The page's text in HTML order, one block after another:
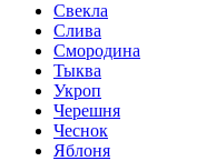
Свекла
Слива
Смородина
Тыква
Укроп
Черешня
Чеснок
Яблоня